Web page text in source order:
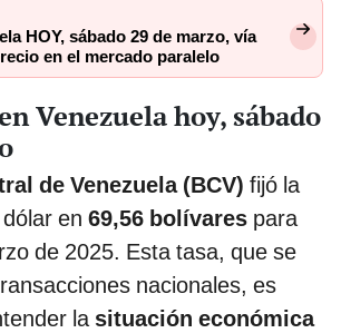
HOY, sábado 29 de marzo, vía
en el mercado paralelo
Venezuela hoy, sábado
de Venezuela (BCV) fijó la
en 69,56 bolívares para
de 2025. Esta tasa, que se
nacionales, es
la situación económica